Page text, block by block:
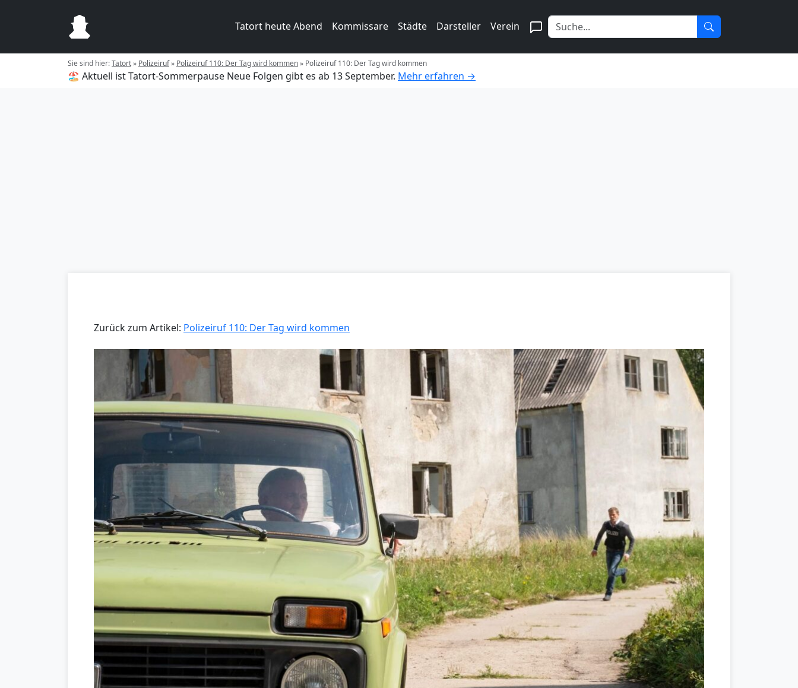
Tatort heute Abend Kommissare Städte Darsteller Verein
Sie sind hier:Tatort» Polizeiruf» Polizeiruf 110: Der Tag wird kommen» Polizeiruf 110: Der Tag wird kommen
🏖️ Aktuell ist Tatort-Sommerpause Neue Folgen gibt es ab 13 September. Mehr erfahren →
Zurück zum Artikel: Polizeiruf 110: Der Tag wird kommen